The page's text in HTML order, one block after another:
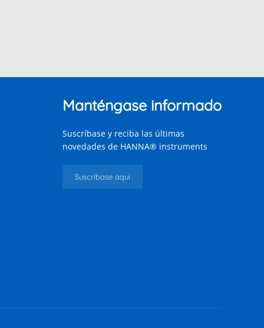
Manténgase informado
Suscríbase y reciba las últimas
novedades de HANNA® instruments
Suscríbase aquí